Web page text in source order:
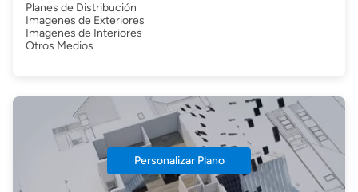
Planes de Distribución
Imagenes de Exteriores
Imagenes de Interiores
Otros Medios
Personalizar Plano